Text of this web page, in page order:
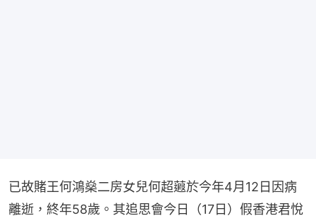
已故賭王何鴻燊二房女兒何超蕸於今年4月12日因病
離逝，終年58歲。其追思會今日（17日）假香港君悅